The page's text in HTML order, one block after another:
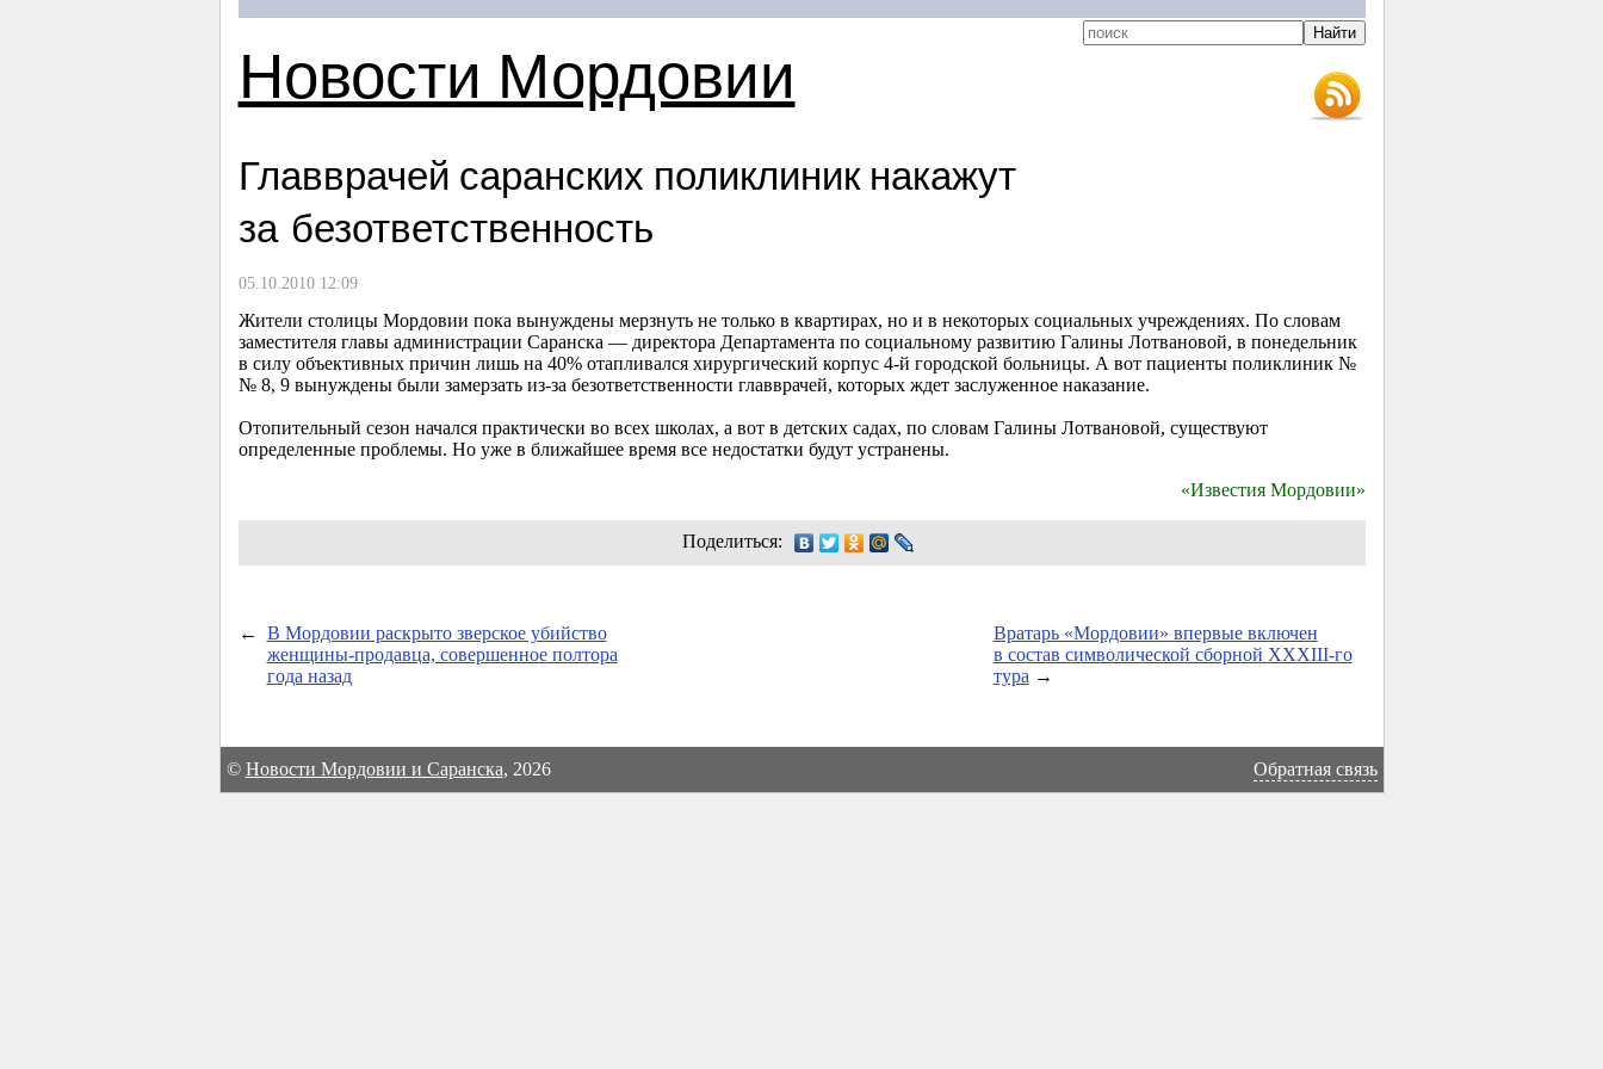
Новости Мордовии
Главврачей саранских поликлиник накажут
за безответственность
05.10.2010 12:09
Жители столицы Мордовии пока вынуждены мерзнуть не только в квартирах, но и в некоторых социальных учреждениях. По словам
заместителя главы администрации Саранска — директора Департамента по социальному развитию Галины Лотвановой, в понедельник
в силу объективных причин лишь на 40% отапливался хирургический корпус 4-й городской больницы. А вот пациенты поликлиник №
№ 8, 9 вынуждены были замерзать из-за безответственности главврачей, которых ждет заслуженное наказание.
Отопительный сезон начался практически во всех школах, а вот в детских садах, по словам Галины Лотвановой, существуют
определенные проблемы. Но уже в ближайшее время все недостатки будут устранены.
«Известия Мордовии»
Поделиться:
←
В Мордовии раскрыто зверское убийство
женщины-продавца, совершенное полтора
года назад
Вратарь «Мордовии» впервые включен
в состав символической сборной XXXIII-го
тура →
© Новости Мордовии и Саранска, 2026 Обратная связь